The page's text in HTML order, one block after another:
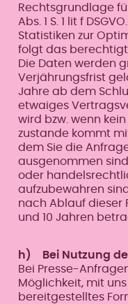
Rechtsgrundlage
Abs. 1 S. 1 lit f
Statistiken zur
folgt das
Die Daten werden
Verjährungsfrist
Jahre ab dem
etwaiges
wird bzw. wenn
zustande kommt
dem Sie die
ausgenommen
oder
aufzubewahren
nach Ablauf dieser
und 10 Jahren
h) Bei Nutzung
Bei Presse-
Möglichkeit, mit
bereitgestelltes